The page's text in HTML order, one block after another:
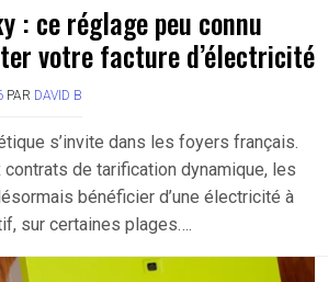
: ce réglage peu connu
votre facture d’électricité
PAR DAVID B
s’invite dans les foyers français.
contrats de tarification dynamique, les
bénéficier d’une électricité à
sur certaines plages….